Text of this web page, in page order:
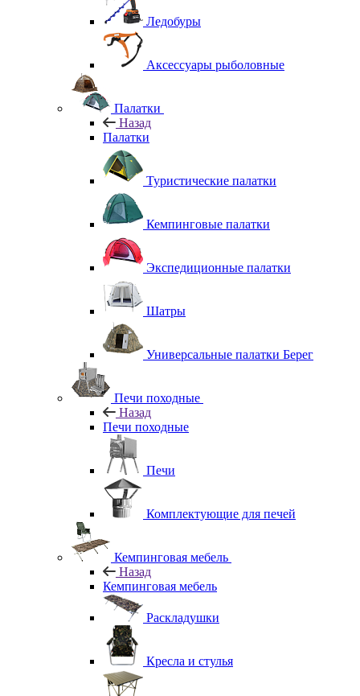
Ледобуры
Аксессуары рыболовные
Палатки
Назад
Палатки
Туристические палатки
Кемпинговые палатки
Экспедиционные палатки
Шатры
Универсальные палатки Берег
Печи походные
Назад
Печи походные
Печи
Комплектующие для печей
Кемпинговая мебель
Назад
Кемпинговая мебель
Раскладушки
Кресла и стулья